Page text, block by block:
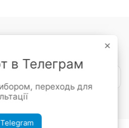
накопичувальної знижки
в Телеграм
переходь для
×